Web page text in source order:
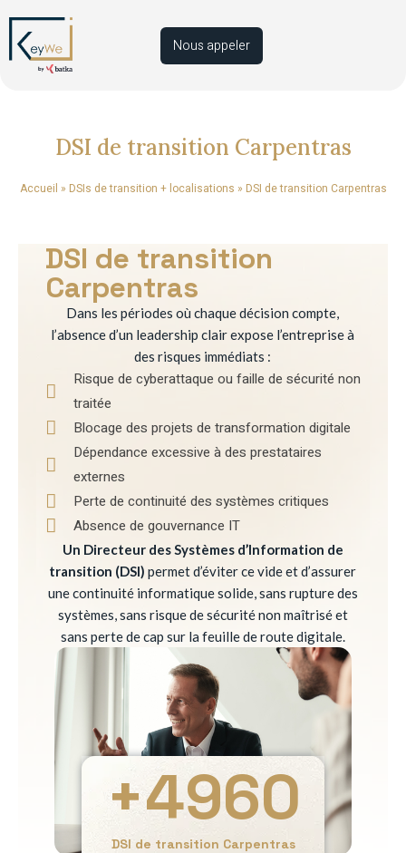
Nous appeler
DSI de transition Carpentras
Accueil » DSIs de transition + localisations » DSI de transition Carpentras
DSI de transition
Carpentras
Dans les périodes où chaque décision compte,
l’absence d’un leadership clair expose l’entreprise à
des risques immédiats :
Risque de cyberattaque ou faille de sécurité non
traitée
Blocage des projets de transformation digitale
Dépendance excessive à des prestataires
externes
Perte de continuité des systèmes critiques
Absence de gouvernance IT
Un Directeur des Systèmes d’Information de
transition (DSI) permet d’éviter ce vide et d’assurer
une continuité informatique solide, sans rupture des
systèmes, sans risque de sécurité non maîtrisé et
sans perte de cap sur la feuille de route digitale.
DSI de transition Carpentras
+4960